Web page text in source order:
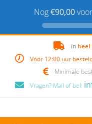
Nog€90,00
content
in heel
Vóór 12:00 uur
Minimale
Vragen? Mail of bel: